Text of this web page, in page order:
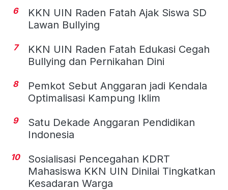
6
KKN UIN Raden Fatah Ajak Siswa SD
Lawan Bullying
7
KKN UIN Raden Fatah Edukasi Cegah
Bullying dan Pernikahan Dini
8
Pemkot Sebut Anggaran jadi Kendala
Optimalisasi Kampung Iklim
9
Satu Dekade Anggaran Pendidikan
Indonesia
10
Sosialisasi Pencegahan KDRT
Mahasiswa KKN UIN Dinilai Tingkatkan
Kesadaran Warga